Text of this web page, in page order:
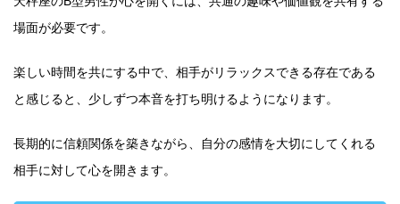
場面が必要です。
楽しい時間を共にする中で、相手がリラックスできる存在である
と感じると、少しずつ本音を打ち明けるようになります。
長期的に信頼関係を築きながら、自分の感情を大切にしてくれる
相手に対して心を開きます。